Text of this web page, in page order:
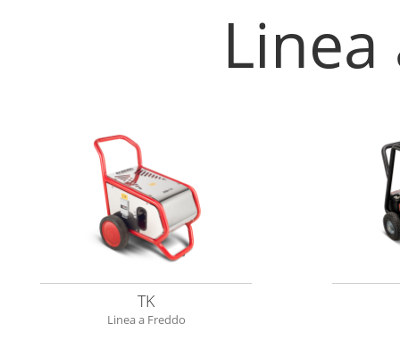
TK
Linea a Freddo